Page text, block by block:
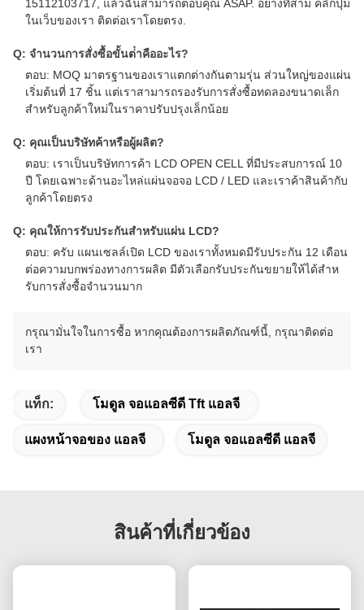
15112103717, แล้วฉันสามารถตอบคุณ ASAP. อย่างที่สาม คลิกปุ่ม
ในเว็บของเรา ติดต่อเราโดยตรง.
Q: จํานวนการสั่งซื้อขั้นต่ําคืออะไร?
ตอบ: MOQ มาตรฐานของเราแตกต่างกันตามรุ่น ส่วนใหญ่ของแผ่น
เริ่มต้นที่ 17 ชิ้น แต่เราสามารถรองรับการสั่งซื้อทดลองขนาดเล็ก
สําหรับลูกค้าใหม่ในราคาปรับปรุงเล็กน้อย
Q: คุณเป็นบริษัทค้าหรือผู้ผลิต?
ตอบ: เราเป็นบริษัทการค้า LCD OPEN CELL ที่มีประสบการณ์ 10
ปี โดยเฉพาะด้านอะไหล่แผ่นจอจอ LCD / LED และเราค้าสินค้ากับ
ลูกค้าโดยตรง
Q: คุณให้การรับประกันสําหรับแผ่น LCD?
ตอบ: ครับ แผนเซลล์เปิด LCD ของเราทั้งหมดมีรับประกัน 12 เดือน
ต่อความบกพร่องทางการผลิต มีตัวเลือกรับประกันขยายให้ได้สําห
รับการสั่งซื้อจํานวนมาก
กรุณามั่นใจในการซื้อ หากคุณต้องการผลิตภัณฑ์นี้, กรุณาติดต่อ
เรา
แท็ก: โมดูล จอแอลซีดี Tft แอลจี
แผงหน้าจอของ แอลจี โมดูล จอแอลซีดี แอลจี
สินค้าที่เกี่ยวข้อง